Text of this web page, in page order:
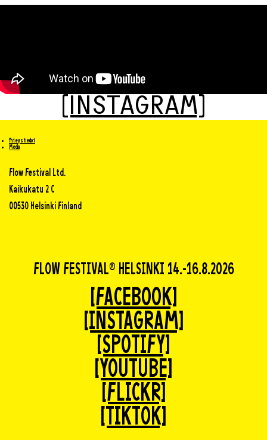
[INSTAGRAM]
Yhteystiedot
Media
Flow Festival Ltd.
Kaikukatu 2 C
00530 Helsinki Finland
FLOW FESTIVAL® HELSINKI 14.-16.8.2026
[FACEBOOK]
[INSTAGRAM]
[SPOTIFY]
[YOUTUBE]
[FLICKR]
[TIKTOK]